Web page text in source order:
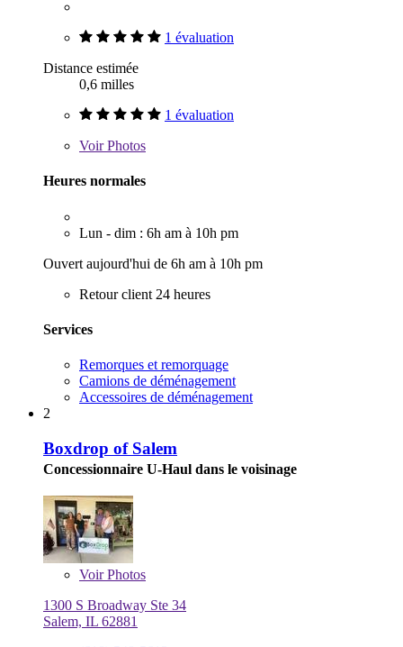
1 évaluation
Distance estimée
0,6 milles
1 évaluation
VoirPhotos
Heures normales
Lun - dim : 6h am à 10h pm
Ouvert aujourd'hui de 6h am à 10h pm
Retour client 24 heures
Services
Remorques et remorquage
Camions de déménagement
Accessoires de déménagement
2
Boxdrop of Salem
Concessionnaire U-Haul dans le voisinage
VoirPhotos
1300 S Broadway Ste 34
Salem, IL 62881